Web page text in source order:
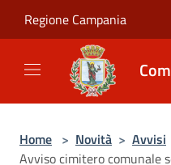
Regione Campania
Home > Novità > Avvisi
Avviso cimitero comunale